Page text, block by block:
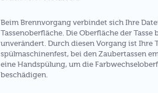
Beim Brennvorgang verbindet sich Ihre
Tassenoberfläche. Die Oberfläche der Tasse
unverändert. Durch diesen Vorgang ist Ihre
spülmaschinenfest, bei den Zaubertassen
eine Handspülung, um die
beschädigen.